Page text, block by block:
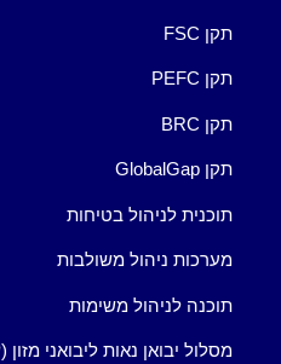
תקן FSC
תקן PEFC
תקן BRC
תקן GlobalGap
תוכנית לניהול בטיחות
מערכות ניהול משולבות
תוכנה לניהול משימות
מסלול יבואן נאות ליבואני מזון (GIP)